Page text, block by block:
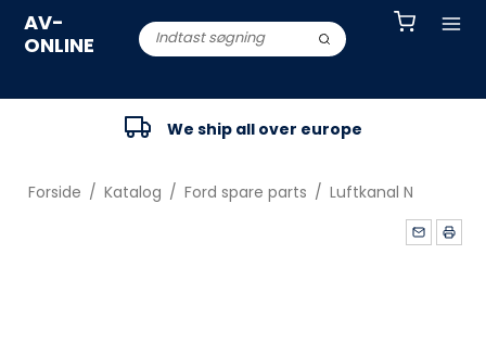
AV-
ONLINE
We ship all over europe
Forside / Katalog / Ford spare parts / Luftkanal N